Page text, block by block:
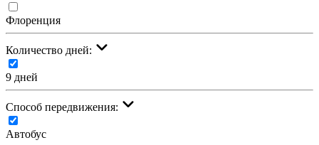
Флоренция
Количество дней:
9 дней
Cпособ передвижения:
Автобус